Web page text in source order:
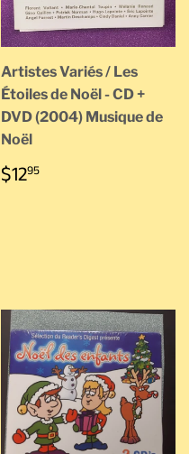
Artistes Variés / Les
Étoiles de Noël - CD +
DVD (2004) Musique de
Noël
PRIX
RÉGULIER
$1295